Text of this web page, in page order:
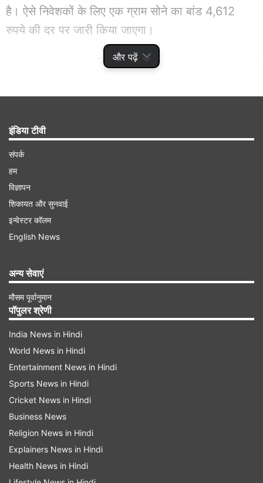
और पढ़ें
है। ऐसे निवेशकों के लिए एक ग्राम सोने का बांड 4,612
रुपये की दर पर जारी किया जाएगा।
Advertisement
पढ़ें-Jio का बड़ा ऐलान, 2 साल तक Free मिलेगी सभी सेवाएं
पढ़ें-FASTag से सरकार के पास आया रिकार्ड तोड़ पैसा,
जानें कितनी हुई कमाई
इंडिया टीवी
संपर्क
हम
विज्ञापन
शिकायत और सुनवाई
इन्वेस्टर कॉलम
English News
अन्य सेवाएं
मौसम पूर्वानुमान
पॉपुलर श्रेणी
India News in Hindi
World News in Hindi
Entertainment News in Hindi
Sports News in Hindi
Cricket News in Hindi
Business News
Religion News in Hindi
Explainers News in Hindi
Health News in Hindi